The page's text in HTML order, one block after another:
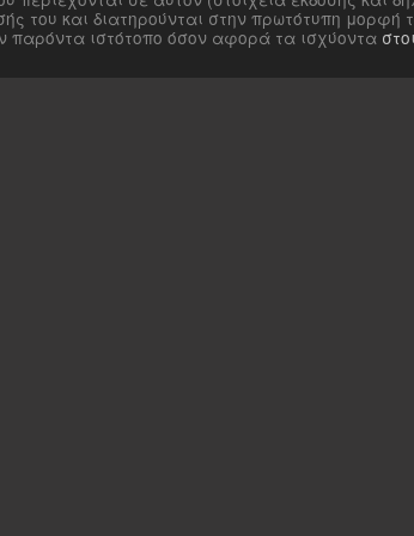
του και διατηρούνται στην πρωτότυπη μορφή
παρόντα ιστότοπο όσον αφορά τα ισχύοντα